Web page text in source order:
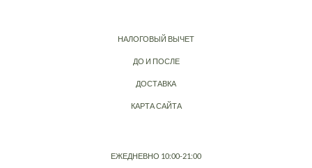
НАЛОГОВЫЙ ВЫЧЕТ
ДО И ПОСЛЕ
ДОСТАВКА
КАРТА САЙТА
ЕЖЕДНЕВНО 10:00-21:00